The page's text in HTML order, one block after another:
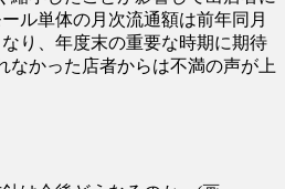
ル単体の月次流通額は前年同月
り、年度末の重要な時期に期待
なかった店者からは不満の声が上